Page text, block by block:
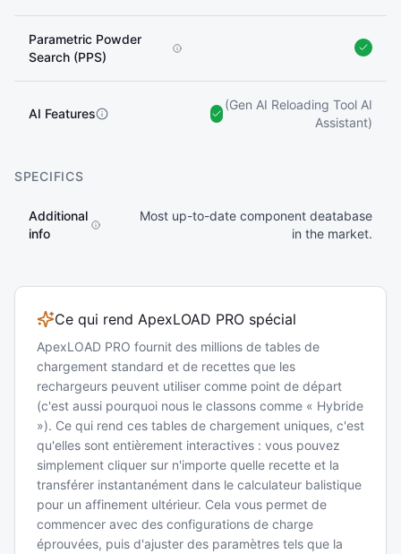
Parametric Powder
Search (PPS)
AI Features
(Gen AI Reloading Tool AI
Assistant)
SPECIFICS
Additional
info
Most up-to-date component deatabase
in the market.
Ce qui rend ApexLOAD PRO spécial
ApexLOAD PRO fournit des millions de tables de
chargement standard et de recettes que les
rechargeurs peuvent utiliser comme point de départ
(c'est aussi pourquoi nous le classons comme « Hybride
»). Ce qui rend ces tables de chargement uniques, c'est
qu'elles sont entièrement interactives : vous pouvez
simplement cliquer sur n'importe quelle recette et la
transférer instantanément dans le calculateur balistique
pour un affinement ultérieur. Cela vous permet de
commencer avec des configurations de charge
éprouvées, puis d'ajuster des paramètres tels que la